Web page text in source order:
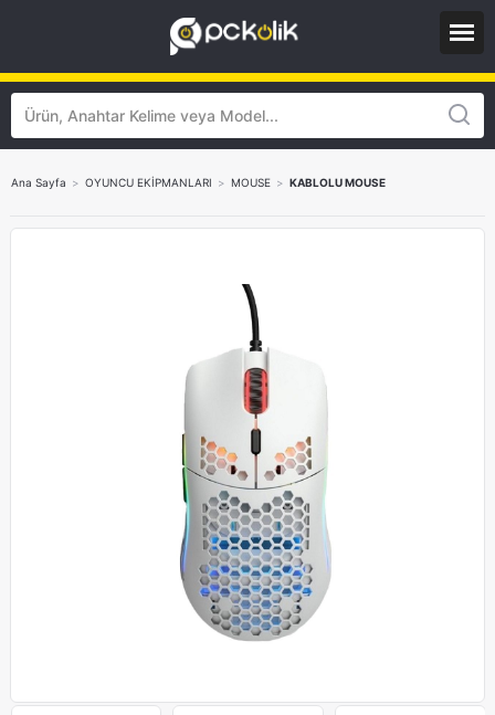
Ana Sayfa > OYUNCU EKİPMANLARI > MOUSE > KABLOLU MOUSE